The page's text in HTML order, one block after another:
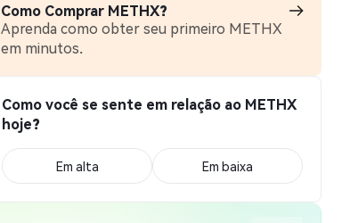
Como Comprar METHX?
Aprenda como obter seu primeiro METHX
em minutos.
Como você se sente em relação ao METHX
hoje?
Em alta Em baixa